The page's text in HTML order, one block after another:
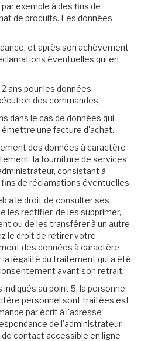
exemple à des fins de
de produits. Les données
et après son achèvement
éventuelles qui en
ans pour les données
des commandes,
dans le cas de données qui
une facture d'achat.
des données à caractère
la fourniture de services
consistant à
de réclamations éventuelles.
a le droit de consulter ses
les rectifier, de les supprimer,
ou de les transférer à un autre
le droit de retirer votre
des données à caractère
légalité du traitement qui a été
avant son retrait.
au point 5, la personne
personnel sont traitées est
par écrit à l'adresse
de l'administrateur
contact accessible en ligne